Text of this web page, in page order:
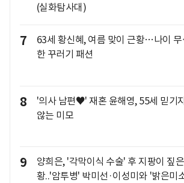
(실화탐사대)
7
63세 황신혜, 여름 맞이 근황…나이 무
한 꾸러기 패션
8
'의사 남편♥' 재혼 윤해영, 55세 믿기
않는 미모
9
양희은, '각막이식 수술' 후 지팡이 짚
황..'암투병' 박미선·이성미와 '밝은미